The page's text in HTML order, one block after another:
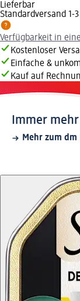
Lieferbar
Standardversand 1-
Verfügbarkeit in
Kostenloser
Einfache &
Kauf auf
Immer
Mehr zum dm